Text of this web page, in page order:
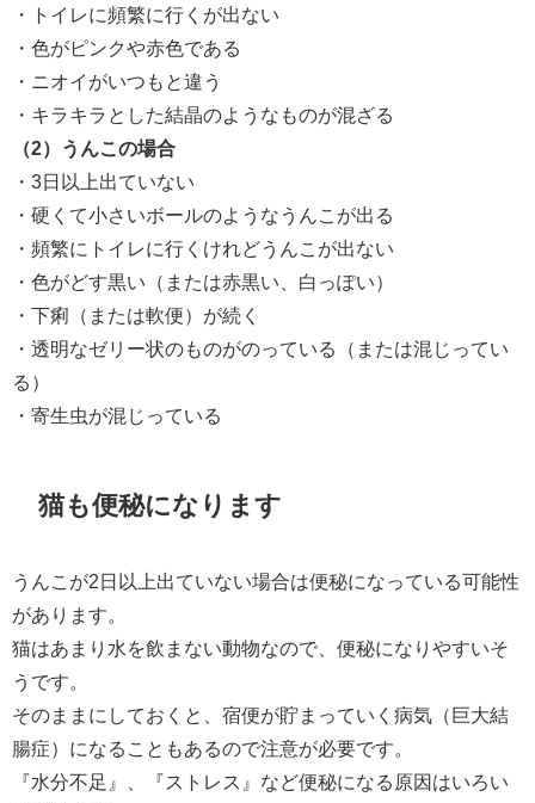
・トイレに頻繁に行くが出ない
・色がピンクや赤色である
・ニオイがいつもと違う
・キラキラとした結晶のようなものが混ざる
（2）うんこの場合
・3日以上出ていない
・硬くて小さいボールのようなうんこが出る
・頻繁にトイレに行くけれどうんこが出ない
・色がどす黒い（または赤黒い、白っぽい）
・下痢（または軟便）が続く
・透明なゼリー状のものがのっている（または混じってい
る）
・寄生虫が混じっている
猫も便秘になります
うんこが2日以上出ていない場合は便秘になっている可能性
があります。
猫はあまり水を飲まない動物なので、便秘になりやすいそ
うです。
そのままにしておくと、宿便が貯まっていく病気（巨大結
腸症）になることもあるので注意が必要です。
『水分不足』、『ストレス』など便秘になる原因はいろい